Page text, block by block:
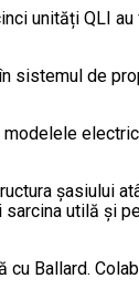
unități QLI
sistemul de
șasiului
sarcina utilă și
cu Ballard.